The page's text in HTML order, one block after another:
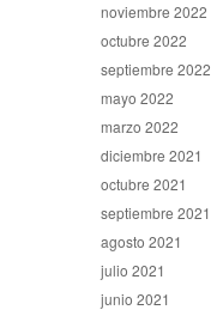
noviembre 2022
octubre 2022
septiembre 2022
mayo 2022
marzo 2022
diciembre 2021
octubre 2021
septiembre 2021
agosto 2021
julio 2021
junio 2021